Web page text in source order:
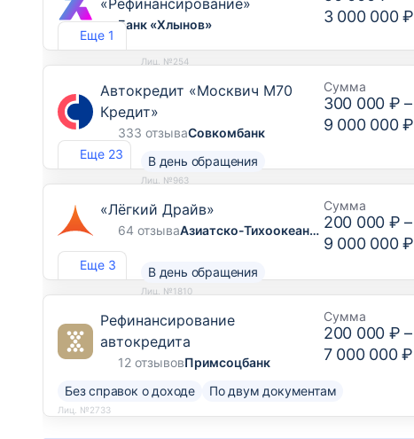
Еще 1
«Рефинансирование»
Банк «Хлынов»
3 000 000 ₽
Лиц. №254
Еще 23
Автокредит «Москвич М70
Кредит»
333 отзываСовкомбанк
Сумма
300 000 ₽ –
9 000 000 ₽
В день обращения
Лиц. №963
Еще 3
«Лёгкий Драйв»
64 отзыва Азиатско-Тихоокеанский Банк
Сумма
200 000 ₽ –
9 000 000 ₽
В день обращения
Лиц. №1810
Рефинансирование
автокредита
12 отзывовПримсоцбанк
Сумма
200 000 ₽ –
7 000 000 ₽
Без справок о доходе По двум документам
Лиц. №2733